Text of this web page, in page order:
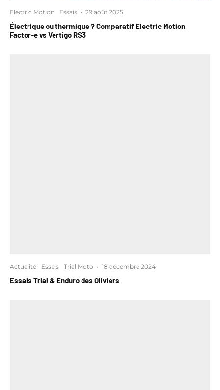
Electric Motion Essais · 29 août 2025
Électrique ou thermique ? Comparatif Electric Motion
Factor-e vs Vertigo RS3
Actualité Essais Trial Moto · 18 décembre 2024
Essais Trial & Enduro des Oliviers